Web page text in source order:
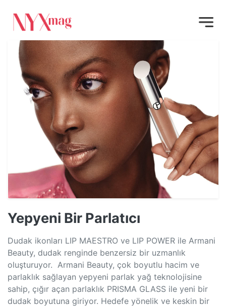
Yepyeni Bir Parlatıcı
Dudak ikonları LIP MAESTRO ve LIP POWER ile Armani
Beauty, dudak renginde benzersiz bir uzmanlık
oluşturuyor. Armani Beauty, çok boyutlu hacim ve
parlaklık sağlayan yepyeni parlak yağ teknolojisine
sahip, çığır açan parlaklık PRISMA GLASS ile yeni bir
dudak boyutuna giriyor. Hedefe yönelik ve keskin bir